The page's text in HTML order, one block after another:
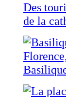
Des
de la